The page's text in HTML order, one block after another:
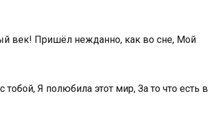
век! Пришёл нежданно, как во сне, Мой
Я полюбила этот мир, За то что есть в